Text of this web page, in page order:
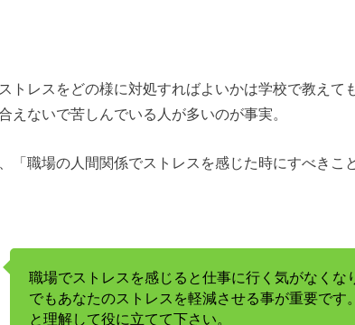
トレスをどの様に対処すればよいかは学校で教えて
えないで苦しんでいる人が多いのが事実。
「職場の人間関係でストレスを感じた時にすべきこ
職場でストレスを感じると仕事に行く気がなくな
でもあなたのストレスを軽減させる事が重要です
と理解して役に立てて下さい。